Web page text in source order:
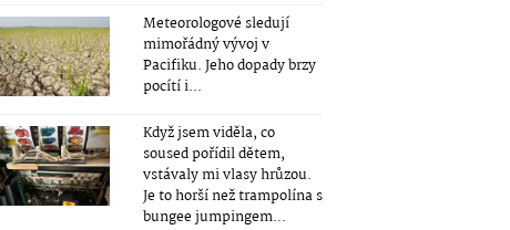
Meteorologové sledují
mimořádný vývoj v
Pacifiku. Jeho dopady brzy
pocítí i...
Když jsem viděla, co
soused pořídil dětem,
vstávaly mi vlasy hrůzou.
Je to horší než trampolína s
bungee jumpingem...